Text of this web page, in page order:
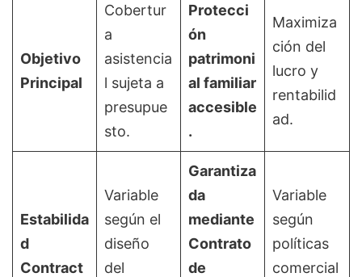
Objetivo
Principal
Cobertur
a
asistencia
l sujeta a
presupue
sto.
Protecci
ón
patrimoni
al familiar
accesible
.
Maximiza
ción del
lucro y
rentabilid
ad.
Estabilida
d
Contract
Variable
según el
diseño
del
Garantiza
da
mediante
Contrato
de
Variable
según
políticas
comercial